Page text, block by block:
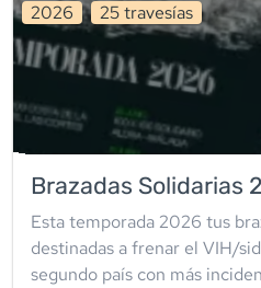
2026 25travesías
Brazadas Solidarias
Esta temporada 2026 tus
destinadas a frenar el VIH/
segundo país con más